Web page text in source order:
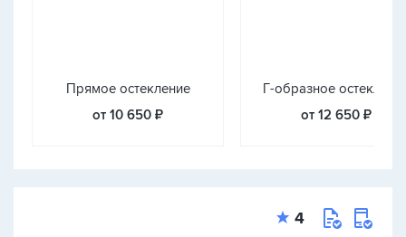
Прямое остекление
от 10 650 ₽
Г-образное
от 12 650 ₽
4